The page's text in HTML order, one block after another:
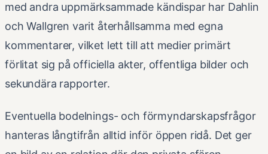
med andra uppmärksammade kändispar har Dahlin
och Wallgren varit återhållsamma med egna
kommentarer, vilket lett till att medier primärt
förlitat sig på officiella akter, offentliga bilder och
sekundära rapporter.
Eventuella bodelnings- och förmyndarskapsfrågor
hanteras långtifrån alltid inför öppen ridå. Det ger